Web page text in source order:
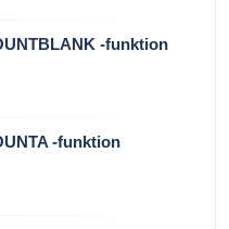
-funktion
-funktion